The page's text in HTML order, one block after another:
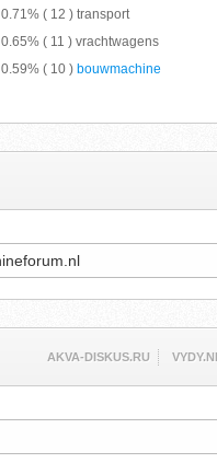
0.71% ( 12 ) transport
0.65% ( 11 ) vrachtwagens
0.59% ( 10 ) bouwmachine
AKVA-DISKUS.RU